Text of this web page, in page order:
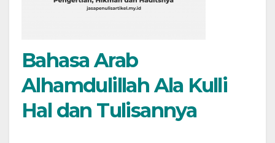
Bahasa Arab
Alhamdulillah Ala Kulli
Hal dan Tulisannya